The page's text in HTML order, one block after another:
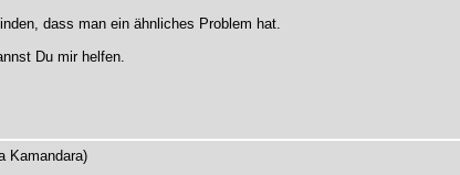
dass man ein ähnliches Problem hat.
Du mir helfen.
Kamandara)